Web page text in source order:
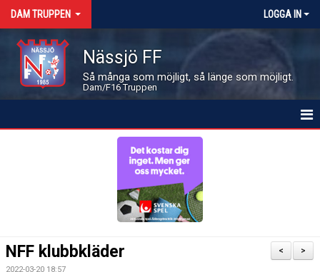
DAM TRUPPEN LOGGA IN
Nässjö FF
Så många som möjligt, så länge som möjligt.
Dam/F16 Truppen
LEDARE OCH SPELARE
>
<
NFF klubbkläder
2022-03-20 18:57